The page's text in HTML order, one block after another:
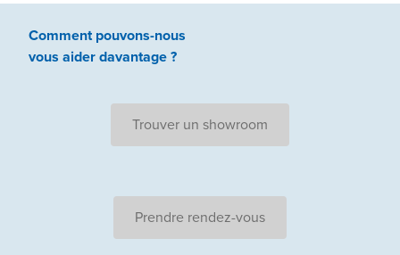
Comment pouvons-nous
vous aiderdavantage ?
Trouver un showroom
Prendre rendez-vous